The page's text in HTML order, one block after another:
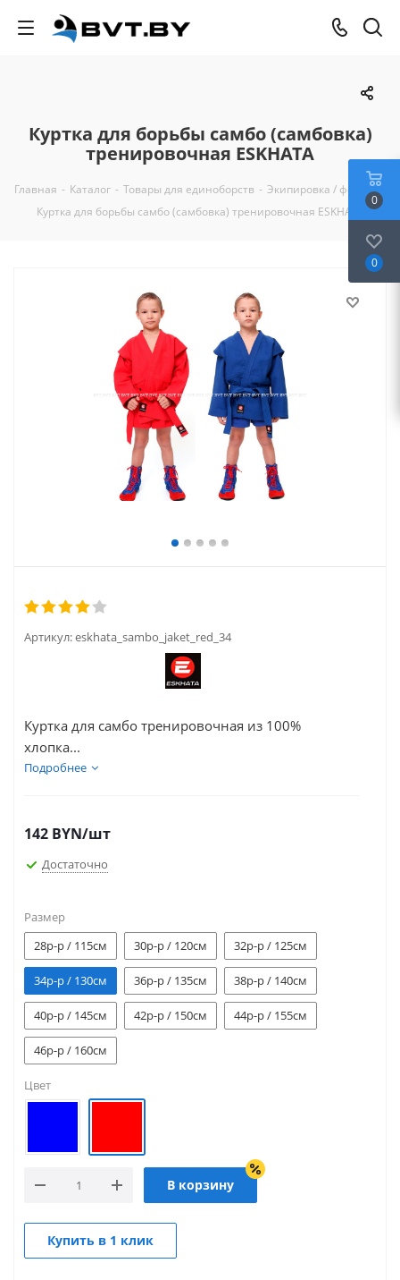
Куртка для борьбы самбо (самбовка)
тренировочная ESKHATA
Главная - Каталог - Товары для единоборств - Экипировка / форма -
Куртка для борьбы самбо (самбовка) тренировочная ESKHATA
Артикул:eskhata_sambo_jaket_red_34
Куртка для самбо тренировочная из 100%
хлопка...
Подробнее
142 BYN/шт
Достаточно
Размер
28р-р / 115см
30р-р / 120см 32р-р / 125см
34р-р / 130см 36р-р / 135см 38р-р / 140см
40р-р / 145см 42р-р / 150см 44р-р / 155см
46р-р / 160см
Цвет
В корзину
Купить в 1 клик
0
0